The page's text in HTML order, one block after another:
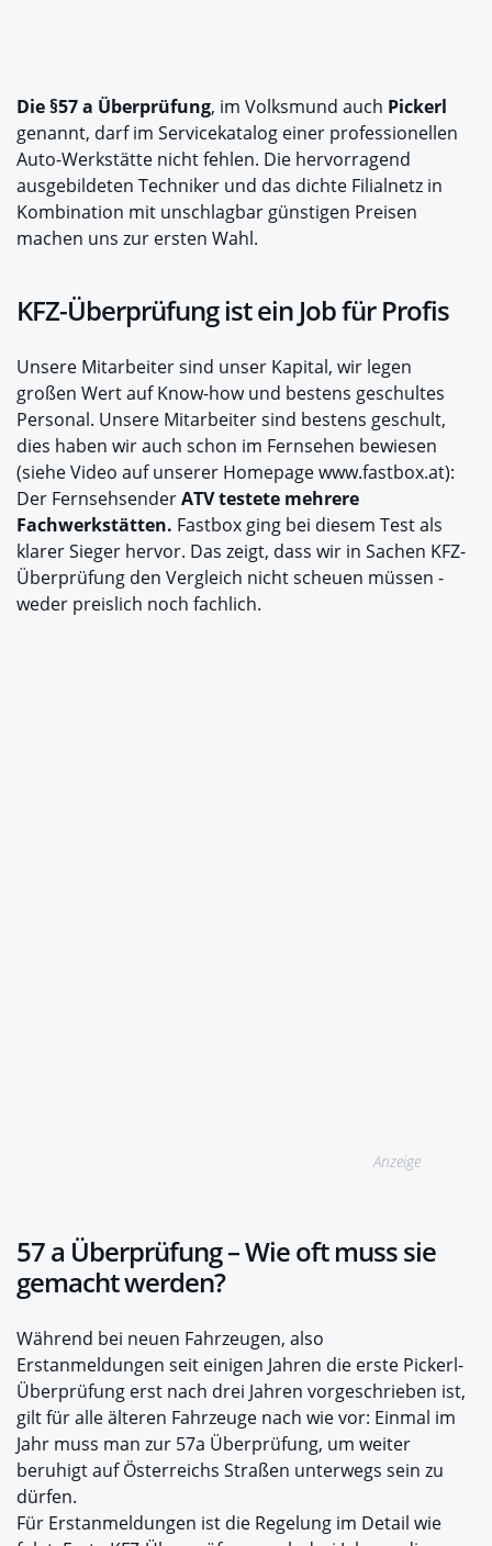
Die §57 a Überprüfung, im Volksmund auch Pickerl
genannt, darf im Servicekatalog einer professionellen
Auto-Werkstätte nicht fehlen. Die hervorragend
ausgebildeten Techniker und das dichte Filialnetz in
Kombination mit unschlagbar günstigen Preisen
machen uns zur ersten Wahl.
KFZ-Überprüfung ist ein Job für Profis
Unsere Mitarbeiter sind unser Kapital, wir legen
großen Wert auf Know-how und bestens geschultes
Personal. Unsere Mitarbeiter sind bestens geschult,
dies haben wir auch schon im Fernsehen bewiesen
(siehe Video auf unserer Homepage www.fastbox.at):
Der FernsehsenderATV testete mehrere
Fachwerkstätten. Fastbox ging bei diesem Test als
klarer Sieger hervor. Das zeigt, dass wir in Sachen KFZ-
Überprüfung den Vergleich nicht scheuen müssen -
weder preislich noch fachlich.
Anzeige
57 a Überprüfung – Wie oft muss sie
gemacht werden?
Während bei neuen Fahrzeugen, also
Erstanmeldungen seit einigen Jahren die erste Pickerl-
Überprüfung erst nach drei Jahren vorgeschrieben ist,
gilt für alle älteren Fahrzeuge nach wie vor: Einmal im
Jahr muss man zur 57a Überprüfung, um weiter
beruhigt auf Österreichs Straßen unterwegs sein zu
dürfen.
Für Erstanmeldungen ist die Regelung im Detail wie